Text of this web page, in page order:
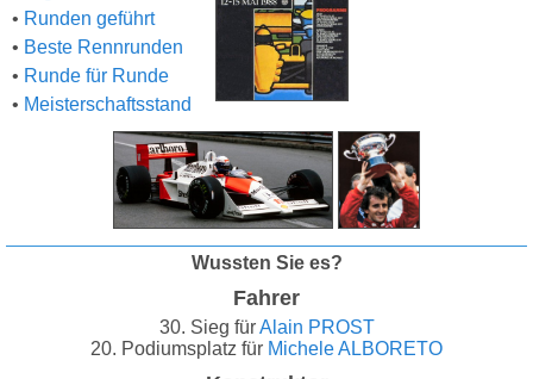
• Runden geführt
• Beste Rennrunden
• Runde für Runde
• Meisterschaftsstand
Wussten Sie es?
Fahrer
30. Sieg fürAlain PROST
20. Podiumsplatz für Michele ALBORETO